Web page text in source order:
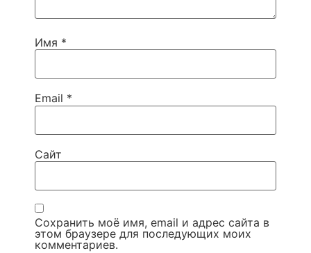
Имя *
Email *
Сайт
Сохранить моё имя, email и адрес сайта в
этом браузере для последующих моих
комментариев.